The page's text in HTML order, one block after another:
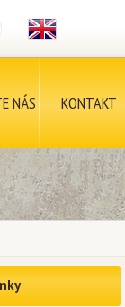
NÁS KONTAKT